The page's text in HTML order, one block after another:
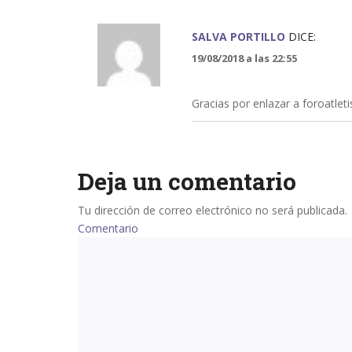
SALVA PORTILLO DICE:
19/08/2018 a las 22:55
Gracias por enlazar a
Deja un comentario
Tu dirección de correo electrónico no será publicada.
Comentario